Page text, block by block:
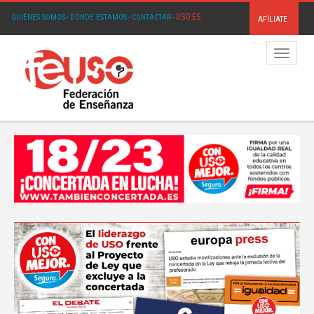
QUIÉNES SOMOS· DÓNDE ESTAMOS· CONTACTAR· USO.ES AFÍLIATE
Menú